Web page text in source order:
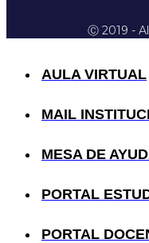
Ⓒ 2019 -
AULA VIRTUAL
MAIL
MESA DE
PORTAL
PORTAL